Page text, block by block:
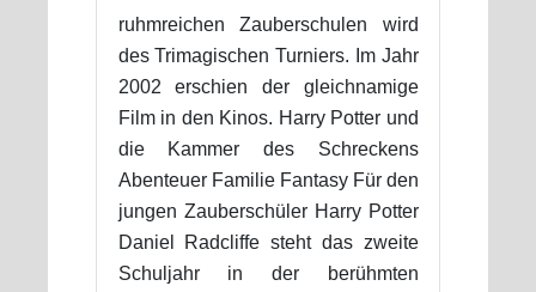
ruhmreichen Zauberschulen wird
des Trimagischen Turniers. Im Jahr
2002 erschien der gleichnamige
Film in den Kinos. Harry Potter und
die Kammer des Schreckens
Abenteuer Familie Fantasy Für den
jungen Zauberschüler Harry Potter
Daniel Radcliffe steht das zweite
Schuljahr in der berühmten